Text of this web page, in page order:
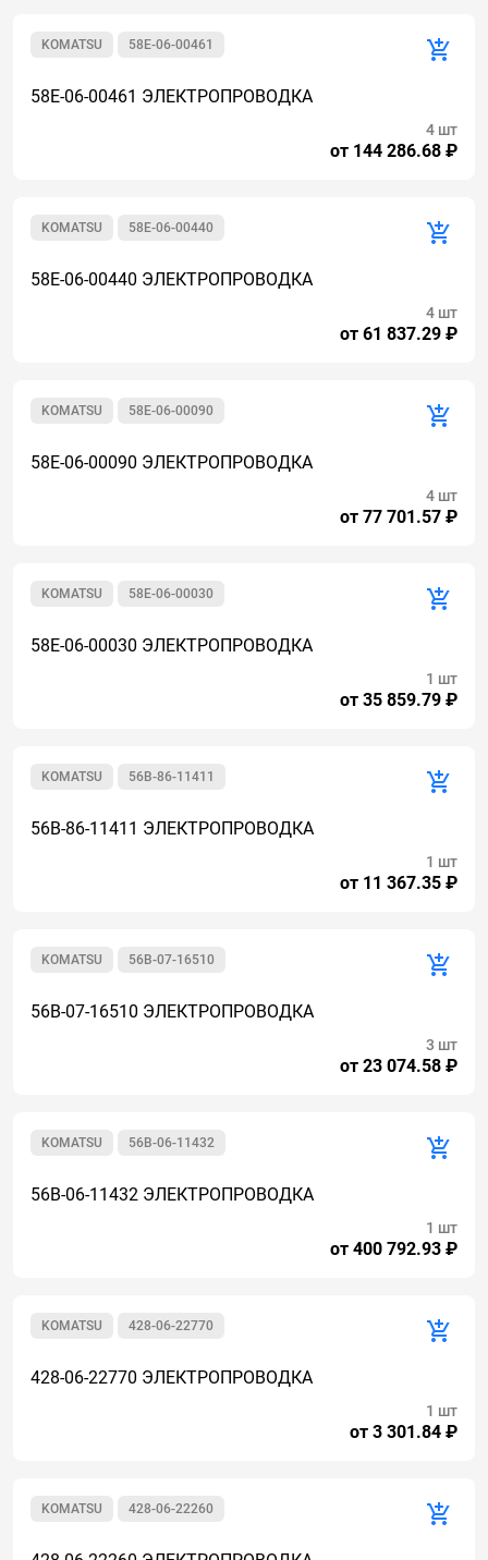
58E-06-00461
KOMATSU
58E-06-00461 ЭЛЕКТРОПРОВОДКА
от 144 286.68 ₽
4 шт
58E-06-00440
KOMATSU
58E-06-00440 ЭЛЕКТРОПРОВОДКА
от 61 837.29 ₽
4 шт
58E-06-00090
KOMATSU
58E-06-00090 ЭЛЕКТРОПРОВОДКА
от 77 701.57 ₽
4 шт
58E-06-00030
KOMATSU
58E-06-00030 ЭЛЕКТРОПРОВОДКА
от 35 859.79 ₽
1 шт
56B-86-11411
KOMATSU
56B-86-11411 ЭЛЕКТРОПРОВОДКА
от 11 367.35 ₽
1 шт
56B-07-16510
KOMATSU
56B-07-16510 ЭЛЕКТРОПРОВОДКА
от 23 074.58 ₽
3 шт
56B-06-11432
KOMATSU
56B-06-11432 ЭЛЕКТРОПРОВОДКА
от 400 792.93 ₽
1 шт
428-06-22770
KOMATSU
428-06-22770 ЭЛЕКТРОПРОВОДКА
от 3 301.84 ₽
1 шт
428-06-22260
KOMATSU